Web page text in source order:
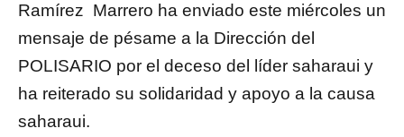
Ramírez Marrero ha enviado este miércoles un
mensaje de pésame a la Dirección del
POLISARIO por el deceso del líder saharaui y
ha reiterado su solidaridad y apoyo a la causa
saharaui.